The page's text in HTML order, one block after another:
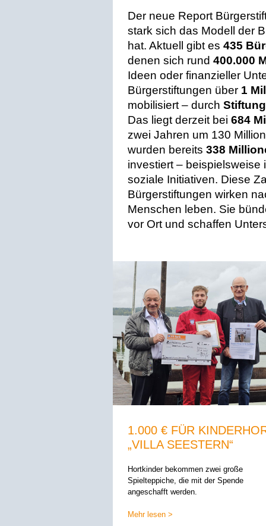
Der neue Report
stark sich das Modell der
hat. Aktuell gibt es 435
denen sich rund 400.000
Ideen oder finanzieller
Bürgerstiftungen über 1
mobilisiert – durch
Das liegt derzeit bei 684
zwei Jahren um 130
wurden bereits 338
investiert – beispielsweise
soziale Initiativen. Diese
Bürgerstiftungen wirken
Menschen leben. Sie
vor Ort und schaffen
1.000 € FÜR
„VILLA SEESTERN“
Hortkinder bekommen zwei große
Spielteppiche, die mit der Spende
angeschafft werden.
Mehr lesen >